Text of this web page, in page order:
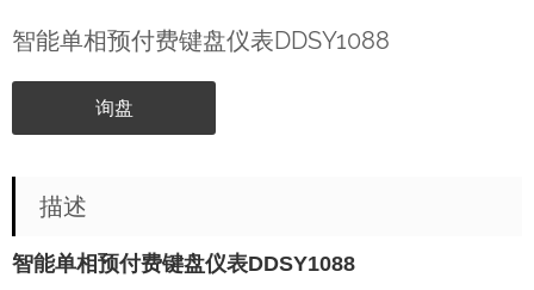
智能单相预付费键盘仪表DDSY1088
询盘
描述
智能单相预付费键盘仪表DDSY1088